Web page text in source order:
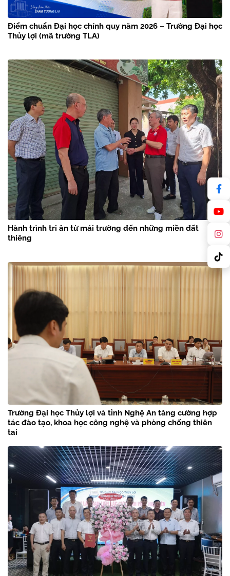
Điểm chuẩn Đại học chính quy năm 2026 – Trường Đại học
Thủy lợi (mã trường TLA)
Hành trình tri ân từ mái trường đến những miền đất
thiêng
Trường Đại học Thủy lợi và tỉnh Nghệ An tăng cường hợp
tác đào tạo, khoa học công nghệ và phòng chống thiên
tai